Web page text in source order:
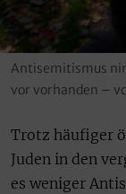
Antisemitismus
vor vorhanden –
Trotz häufiger
Juden in den
es weniger